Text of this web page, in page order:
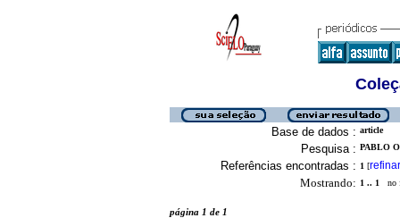
Base de dados : article
Pesquisa : PABLO
Referências encontradas : 1 [refinar
Mostrando: 1 .. 1 no
página 1 de 1